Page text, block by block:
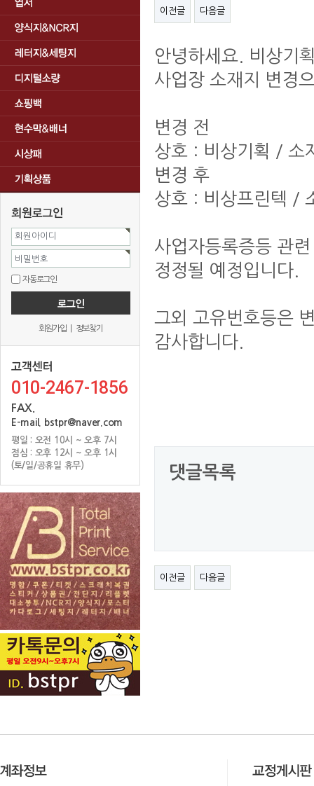
회원아이디
비밀번호
자동로그인
회원가입 정보찾기
010-2467-1856
FAX.
E-mail. bstpr@naver.com
평일 : 오전 10시 ~ 오후 7시
점심 : 오후 12시 ~ 오후 1시
(토/일/공휴일 휴무)
이전글 다음글
안녕하세요. 비상기
사업장 소재지 변경
변경 전
상호 : 비상기획 / 소
변경 후
상호 : 비상프린텍 /
사업자등록증등 관
정정될 예정입니다.
그외 고유번호등은
감사합니다.
댓글목록
이전글 다음글